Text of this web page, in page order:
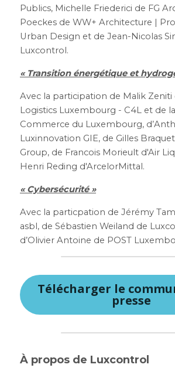
Publics, Michelle Friederici de FG
Poeckes de WW+ Architecture |
Urban Design et de Jean-Nicolas
Luxcontrol.
« Transition énergétique et
Avec la participation de Malik
Logistics Luxembourg - C4L et de
Commerce du Luxembourg,
Luxinnovation GIE, de Gilles
Group, de Francois Morieult d'Air
Henri Reding d'ArcelorMittal.
« Cybersécurité »
Avec la particpation de Jérémy
asbl, de Sébastien Weiland de
d’Olivier Antoine de POST
Télécharger le
presse
À propos de Luxcontrol